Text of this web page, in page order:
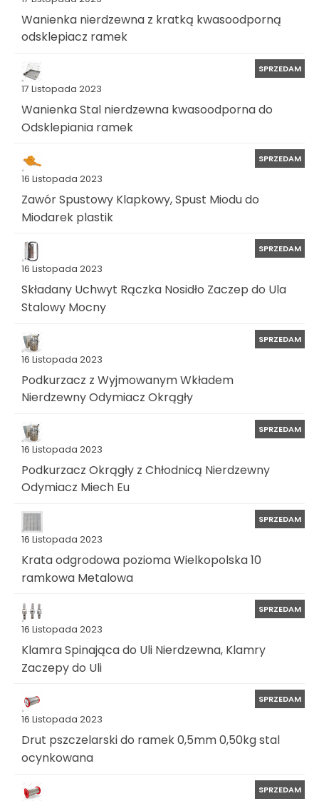
Wanienka nierdzewna z kratką kwasoodporną
odsklepiacz ramek
17 Listopada 2023
SPRZEDAM
Wanienka Stal nierdzewna kwasoodporna do
Odsklepiania ramek
16 Listopada 2023
SPRZEDAM
Zawór Spustowy Klapkowy, Spust Miodu do
Miodarek plastik
16 Listopada 2023
SPRZEDAM
Składany Uchwyt Rączka Nosidło Zaczep do Ula
Stalowy Mocny
16 Listopada 2023
SPRZEDAM
Podkurzacz z Wyjmowanym Wkładem
Nierdzewny Odymiacz Okrągły
16 Listopada 2023
SPRZEDAM
Podkurzacz Okrągły z Chłodnicą Nierdzewny
Odymiacz Miech Eu
16 Listopada 2023
SPRZEDAM
Krata odgrodowa pozioma Wielkopolska 10
ramkowa Metalowa
16 Listopada 2023
SPRZEDAM
Klamra Spinająca do Uli Nierdzewna, Klamry
Zaczepy do Uli
16 Listopada 2023
SPRZEDAM
Drut pszczelarski do ramek 0,5mm 0,50kg stal
ocynkowana
SPRZEDAM